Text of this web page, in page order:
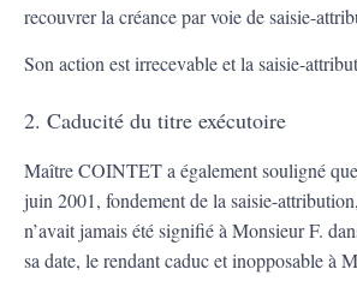
recouvrer la créance par voie de saisie-
Son action est irrecevable et la saisie-
2. Caducité du titre exécutoire
Maître COINTET a également souligné
juin 2001, fondement de la saisie-
n’avait jamais été signifié à Monsieur F.
sa date, le rendant caduc et inopposable à